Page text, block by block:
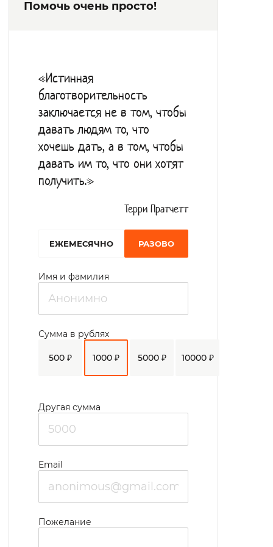
районную ЦРБ. Особое внимание
уделяется организации питания.
Приготовленная пища готовится из
продуктов, соответствующих
государственному стандарту качества, в
меню преобладает молочная продукция,
Досуг организовывается исходя из
активности подопечных.
Помочь очень просто!
«Истинная
благотворительность
заключается не в том, чтобы
давать людям то, что
хочешь дать, а в том, чтобы
давать им то, что они хотят
получить.»
Терри Пратчетт
EЖЕМЕСЯЧНО РАЗОВО
Имя и фамилия
500 ₽ 1000 ₽ 5000 ₽ 10000 ₽
Сумма в рублях
Другая сумма
Email
Пожелание